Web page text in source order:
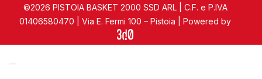
©2026 PISTOIA BASKET 2000 SSD ARL | C.F. e P.IVA
01406580470 | Via E. Fermi 100 – Pistoia | Powered by